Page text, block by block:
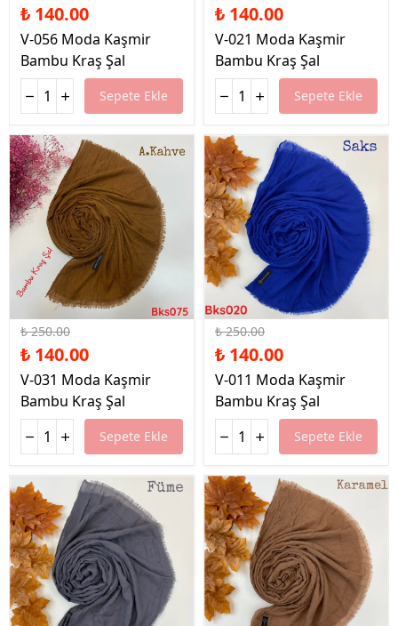
₺ 140.00
V-056 Moda Kaşmir
Bambu Kraş Şal
Sepete Ekle
₺ 140.00
V-021 Moda Kaşmir
Bambu Kraş Şal
Sepete Ekle
%44 İndirim
₺ 250.00
₺ 140.00
V-031 Moda Kaşmir
Bambu Kraş Şal
Sepete Ekle
%44 İndirim
₺ 250.00
₺ 140.00
V-011 Moda Kaşmir
Bambu Kraş Şal
Sepete Ekle